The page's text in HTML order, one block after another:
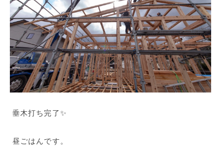
垂木打ち完了✨
昼ごはんです。